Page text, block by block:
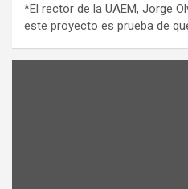
*El rector de la UAEM, Jorge
este proyecto es prueba de